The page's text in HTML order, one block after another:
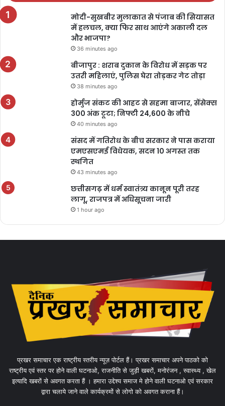
मोदी-सुखबीर मुलाकात से पंजाब की सियासत
में हलचल, क्या फिर साथ आएंगे अकाली दल
और भाजपा?
36 minutes ago
बीजापुर : शराब दुकान के विरोध में सड़क पर
उतरी महिलाएं, पुलिस घेरा तोड़कर गेट तोड़ा
38 minutes ago
होर्मुज संकट की आहट से सहमा बाजार, सेंसेक्स
300 अंक टूटा; निफ्टी 24,600 के नीचे
40 minutes ago
संसद में गतिरोध के बीच सरकार ने पास कराया
एमएसएमई विधेयक, सदन 10 अगस्त तक
स्थगित
43 minutes ago
छत्तीसगढ़ में धर्म स्वातंत्र्य कानून पूरी तरह
लागू, राजपत्र में अधिसूचना जारी
1 hour ago
प्रखर समाचार एक राष्ट्रीय स्तरीय न्यूज़ पोर्टल हैं। प्रखर समाचार अपने पाठको को
राष्ट्रीय एवं स्तर पर होने वाली घटनाओ, राजनीति से जुड़ी खबरों, मनोरंजन , स्वास्थ्य , खेल
इत्यादि खबरों से अवगत करता हैं । हमारा उद्देश्य समाज मे होने वाली घटनाओ एवं सरकार
द्वारा चलाये जाने वाले कार्यक्रमों से लोगो को अवगत कराना हैं।